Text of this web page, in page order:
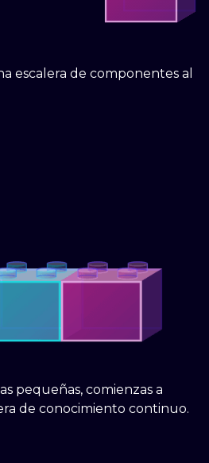
escalera de componentes al
pequeñas, comienzas a
de conocimiento continuo.